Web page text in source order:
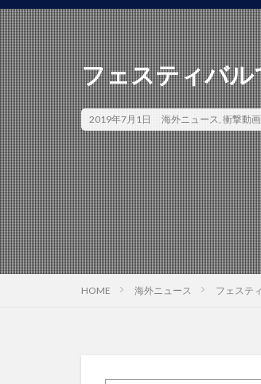
フェスティバ
2019年7月1日 海外ニュース, 衝撃動画
HOME 海外ニュース フェステ